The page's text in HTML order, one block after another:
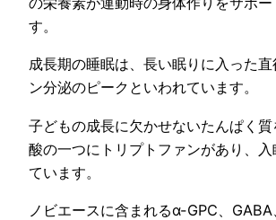
す。
成長期の睡眠は、長い眠りに入った
ン分泌のピークといわれています。
子どもの成長に欠かせないたんぱく質
酸の一つにトリプトファンがあり、
ています。
ノビエースに含まれるα-GPC、